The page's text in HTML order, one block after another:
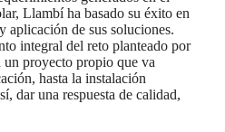
Llambí ha basado su éxito en
aplicación de sus soluciones.
integral del reto planteado por
un proyecto propio que va
hasta la instalación
dar una respuesta de calidad,